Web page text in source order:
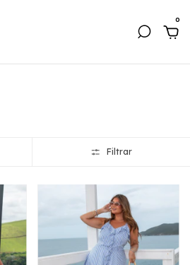
0
Filtrar